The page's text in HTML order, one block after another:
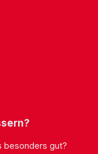
besonders gut?